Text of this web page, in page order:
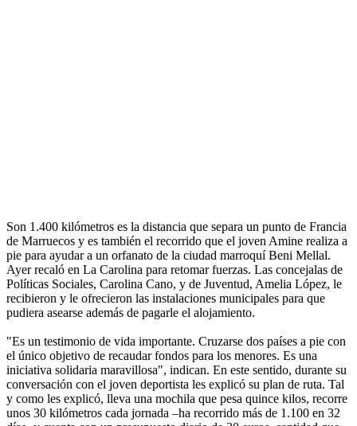
Son 1.400 kilómetros es la distancia que separa un punto de Francia
de Marruecos y es también el recorrido que el joven Amine realiza a
pie para ayudar a un orfanato de la ciudad marroquí Beni Mellal.
Ayer recaló en La Carolina para retomar fuerzas. Las concejalas de
Políticas Sociales, Carolina Cano, y de Juventud, Amelia López, le
recibieron y le ofrecieron las instalaciones municipales para que
pudiera asearse además de pagarle el alojamiento.
"Es un testimonio de vida importante. Cruzarse dos países a pie con
el único objetivo de recaudar fondos para los menores. Es una
iniciativa solidaria maravillosa", indican. En este sentido, durante su
conversación con el joven deportista les explicó su plan de ruta. Tal
y como les explicó, lleva una mochila que pesa quince kilos, recorre
unos 30 kilómetros cada jornada –ha recorrido más de 1.100 en 32